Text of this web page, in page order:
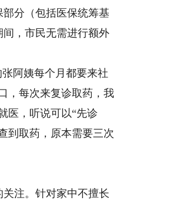
分（包括医保统筹基
，市民无需进行额外
阿姨每个月都要来社
，每次来复诊取药，我
医，听说可以“先诊
到取药，原本需要三次
注。针对家中不擅长